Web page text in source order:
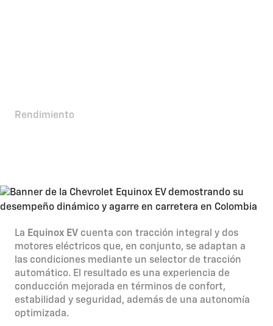
Rendimiento
La Equinox EV cuenta con tracción integral y dos
motores eléctricos que, en conjunto, se adaptan a
las condiciones mediante un selector de tracción
automático. El resultado es una experiencia de
conducción mejorada en términos de confort,
estabilidad y seguridad, además de una autonomía
optimizada.